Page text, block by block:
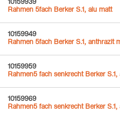
10159939
Rahmen 5fach Berker S.1, alu matt
10159949
Rahmen 5fach Berker S.1, anthrazit
10159959
Rahmen5 fach senkrecht Berker S.1,
10159969
Rahmen5 fach senkrecht Berker